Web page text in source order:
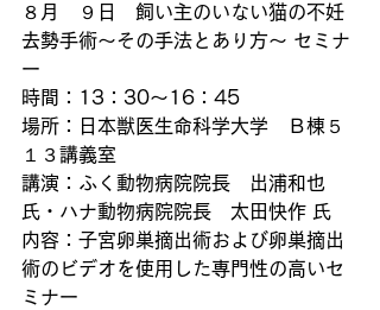
８月　９日　飼い主のいない猫の不妊
去勢手術～その手法とあり方～ セミナ
ー
時間：13：30～16：45
場所：日本獣医生命科学大学　Ｂ棟５
１３講義室
講演：ふく動物病院院長　出浦和也
氏・ハナ動物病院院長　太田快作 氏
内容：子宮卵巣摘出術および卵巣摘出
術のビデオを使用した専門性の高いセ
ミナー